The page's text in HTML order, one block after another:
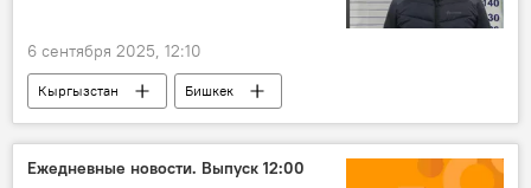
6 сентября 2025, 12:10
Кыргызстан
Бишкек
мошенничество
жилье
задержание
Ежедневные новости. Выпуск 12:00